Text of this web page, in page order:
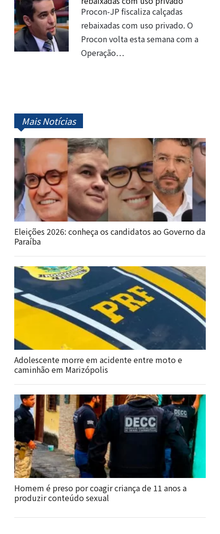
Procon-JP fiscaliza calçadas
rebaixadas com uso privado. O
Procon volta esta semana com a
Operação…
Mais Notícias
Eleições 2026: conheça os candidatos ao Governo da
Paraíba
Adolescente morre em acidente entre moto e
caminhão em Marizópolis
Homem é preso por coagir criança de 11 anos a
produzir conteúdo sexual